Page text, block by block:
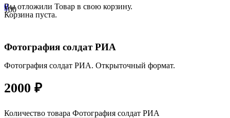
0
Вы отложили Товар в свою корзину.
Корзина пуста.
Фотография солдат РИА
Фотография солдат РИА. Открыточный формат.
2000 ₽
Количество товара Фотография солдат РИА